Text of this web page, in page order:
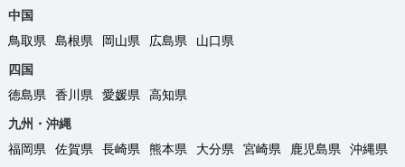
中国
鳥取県
島根県 岡山県 広島県
山口県
四国
徳島県
香川県 愛媛県
高知県
九州・沖縄
福岡県
佐賀県 長崎県 熊本県 大分県 宮崎県 鹿児島県 沖縄県